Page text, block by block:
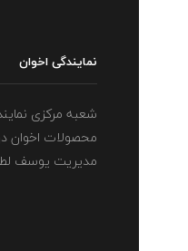
نمایندگی اخوان
شعبه مرکزی
محصولات اخوان
مدیریت یوسف